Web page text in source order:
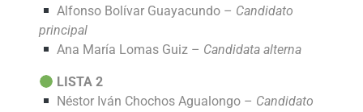
Alfonso Bolívar Guayacundo – Candidato
principal
Ana María Lomas Guiz – Candidata alterna
LISTA 2
Néstor Iván Chochos Agualongo – Candidato